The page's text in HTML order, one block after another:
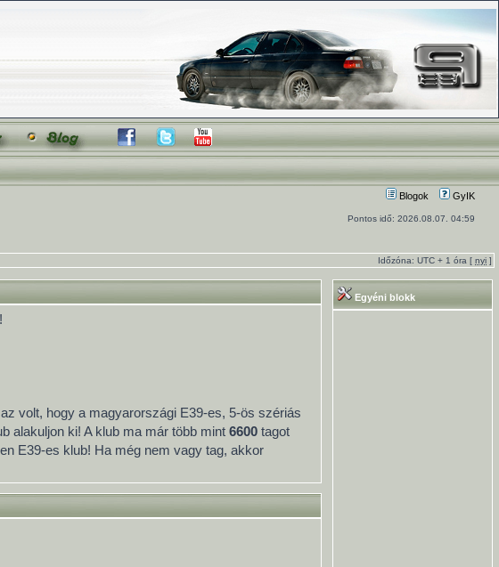
Blogok GyIK
Pontos idő: 2026.08.07. 04:59
Időzóna: UTC + 1 óra [ nyi ]
volt, hogy a magyarországi E39-es, 5-ös szériás
alakuljon ki! A klub ma már több mint 6600 tagot
E39-es klub! Ha még nem vagy tag, akkor
Egyéni blokk